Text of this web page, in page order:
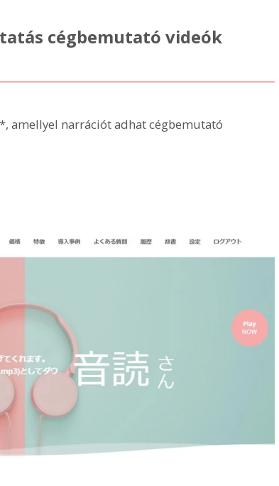
cégbemutató videók
amellyel narrációt adhat cégbemutató